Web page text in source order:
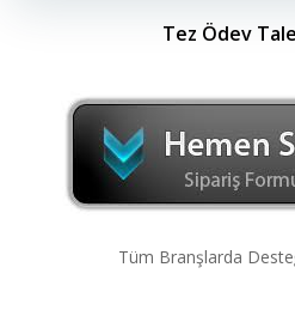
Tez Ödev
Tüm Branşlarda